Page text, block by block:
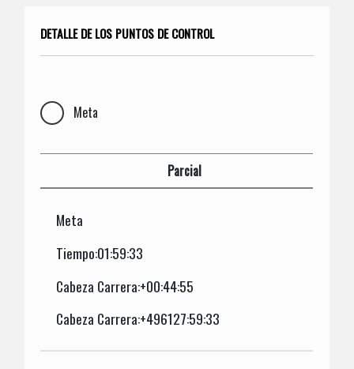
DETALLE DE LOS PUNTOS DE CONTROL
Meta
Parcial
Meta
Tiempo:01:59:33
Cabeza Carrera:+00:44:55
Cabeza Carrera:+496127:59:33